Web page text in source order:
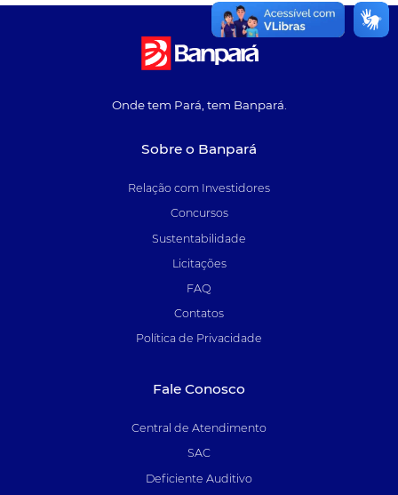
Onde tem Pará, tem Banpará.
Sobre o Banpará
Relação com Investidores
Concursos
Sustentabilidade
Licitações
FAQ
Contatos
Política de Privacidade
Fale Conosco
Central de Atendimento
SAC
Deficiente Auditivo